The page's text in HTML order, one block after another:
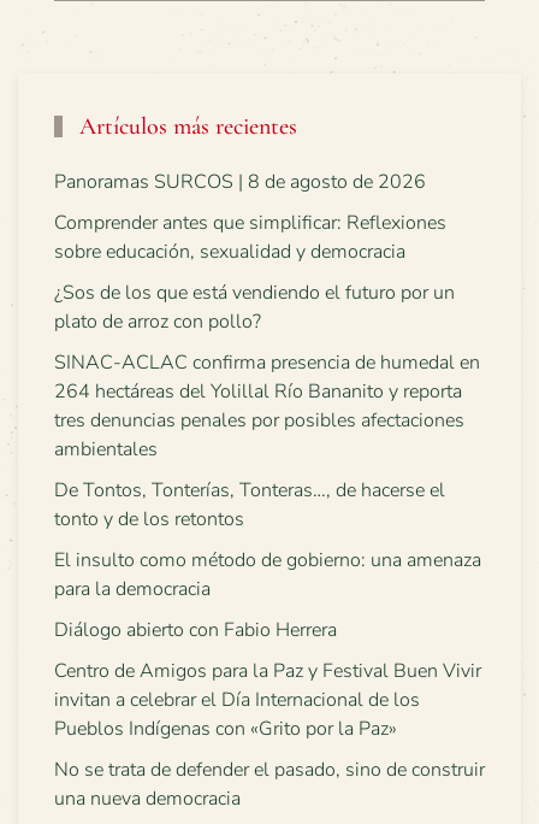
Artículos más recientes
Panoramas SURCOS | 8 de agosto de 2026
Comprender antes que simplificar: Reflexiones
sobre educación, sexualidad y democracia
¿Sos de los que está vendiendo el futuro por un
plato de arroz con pollo?
SINAC-ACLAC confirma presencia de humedal en
264 hectáreas del Yolillal Río Bananito y reporta
tres denuncias penales por posibles afectaciones
ambientales
De Tontos, Tonterías, Tonteras…, de hacerse el
tonto y de los retontos
El insulto como método de gobierno: una amenaza
para la democracia
Diálogo abierto con Fabio Herrera
Centro de Amigos para la Paz y Festival Buen Vivir
invitan a celebrar el Día Internacional de los
Pueblos Indígenas con «Grito por la Paz»
No se trata de defender el pasado, sino de construir
una nueva democracia